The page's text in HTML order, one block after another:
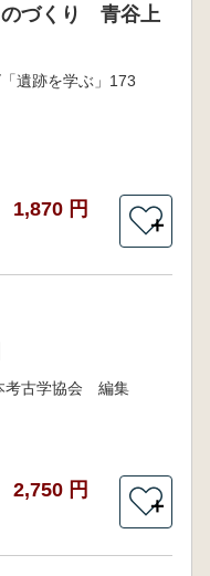
のづくり 青谷上
遺跡を学ぶ」173
1,870 円
＋
考古学協会 編集
2,750 円
＋